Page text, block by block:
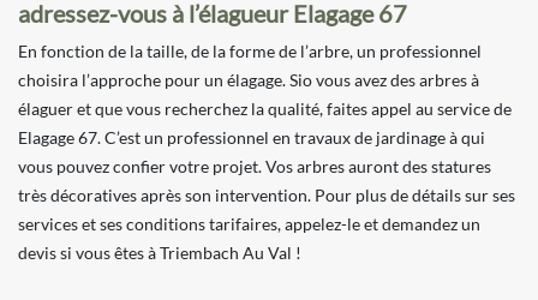
adressez-vous à l’élagueur Elagage 67
En fonction de la taille, de la forme de l’arbre, un professionnel
choisira l’approche pour un élagage. Sio vous avez des arbres à
élaguer et que vous recherchez la qualité, faites appel au service de
Elagage 67. C’est un professionnel en travaux de jardinage à qui
vous pouvez confier votre projet. Vos arbres auront des statures
très décoratives après son intervention. Pour plus de détails sur ses
services et ses conditions tarifaires, appelez-le et demandez un
devis si vous êtes à Triembach Au Val !